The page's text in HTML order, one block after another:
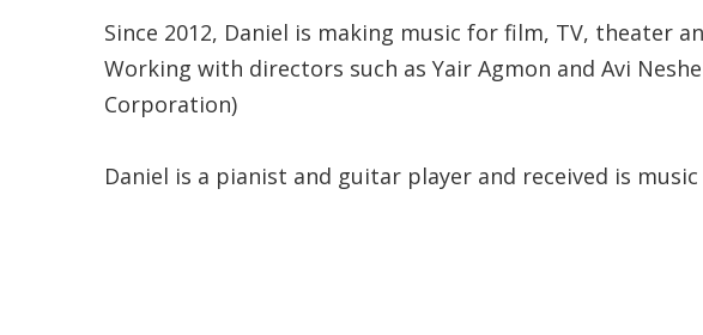
Since 2012, Daniel is making music for film, TV, theater
Working with directors such as Yair Agmon and Avi
Corporation)
Daniel is a pianist and guitar player and received is